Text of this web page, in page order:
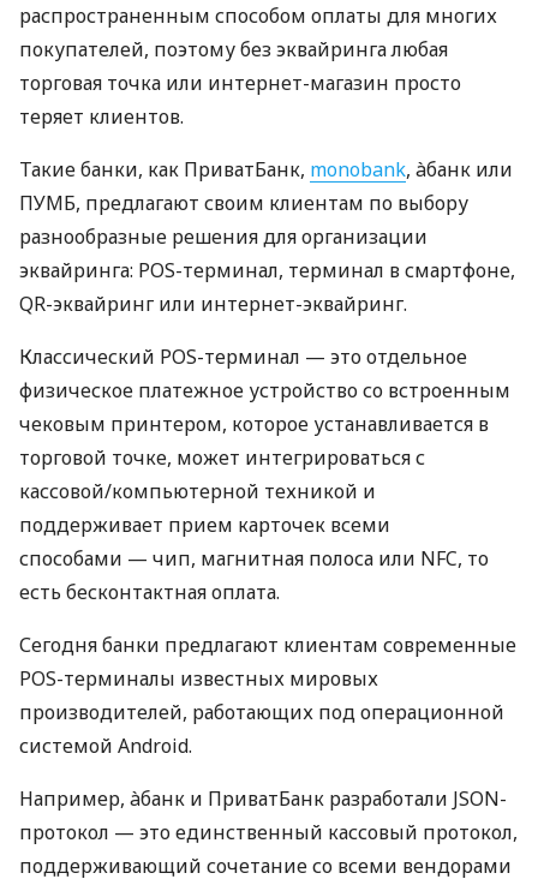
распространенным способом оплаты для многих
покупателей, поэтому без эквайринга любая
торговая точка или интернет-магазин просто
теряет клиентов.
Такие банки, как ПриватБанк, monobank, àбанк или
ПУМБ, предлагают своим клиентам по выбору
разнообразные решения для организации
эквайринга: POS-терминал, терминал в смартфоне,
QR-эквайринг или интернет-эквайринг.
Классический POS-терминал — это отдельное
физическое платежное устройство со встроенным
чековым принтером, которое устанавливается в
торговой точке, может интегрироваться с
кассовой/компьютерной техникой и
поддерживает прием карточек всеми
способами — чип, магнитная полоса или NFC, то
есть бесконтактная оплата.
Сегодня банки предлагают клиентам современные
POS-терминалы известных мировых
производителей, работающих под операционной
системой Android.
Например, àбанк и ПриватБанк разработали JSON-
протокол — это единственный кассовый протокол,
поддерживающий сочетание со всеми вендорами